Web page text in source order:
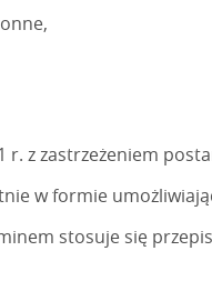
z zastrzeżeniem
w formie
stosuje się